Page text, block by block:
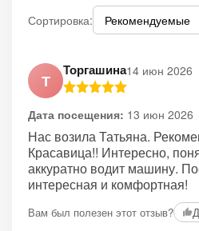
Сортировка:
Т
Торгашина14 июн 2026
Дата посещения: 13 июн 2026
Нас возила Татьяна.
Красавица!! Интересно,
аккуратно водит машину.
интересная и комфортная!
Вам был полезен этот отзыв?